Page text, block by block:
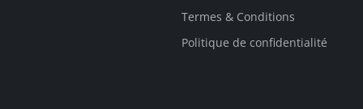
Termes & Conditions
Politique de confidentialité